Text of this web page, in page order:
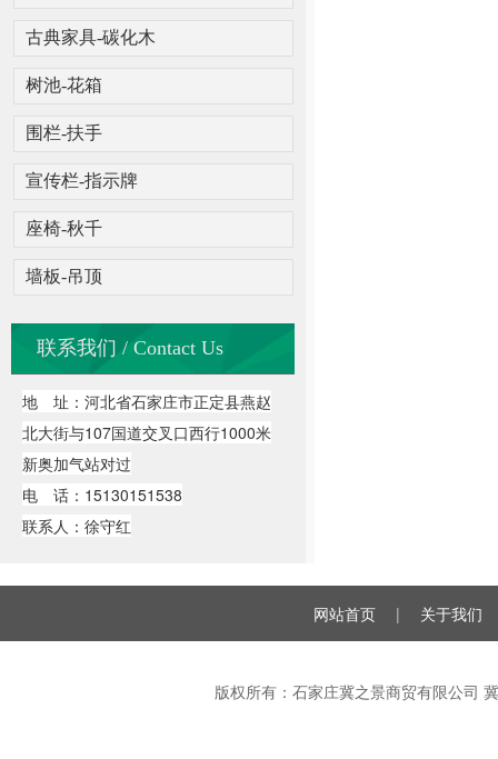
古典家具-碳化木
树池-花箱
围栏-扶手
宣传栏-指示牌
座椅-秋千
墙板-吊顶
联系我们 / Contact Us
地 址：河北省石家庄市正定县燕赵
北大街与107国道交叉口西行1000米
新奥加气站对过
电 话：15130151538
联系人：徐守红
网站首页 | 关于我们
版权所有：石家庄冀之景商贸有限公司